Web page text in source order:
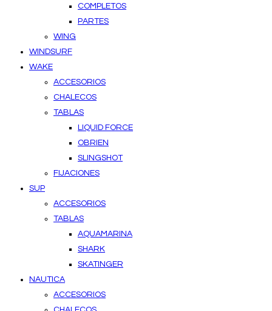
COMPLETOS
PARTES
WING
WINDSURF
WAKE
ACCESORIOS
CHALECOS
TABLAS
LIQUID FORCE
OBRIEN
SLINGSHOT
FIJACIONES
SUP
ACCESORIOS
TABLAS
AQUAMARINA
SHARK
SKATINGER
NAUTICA
ACCESORIOS